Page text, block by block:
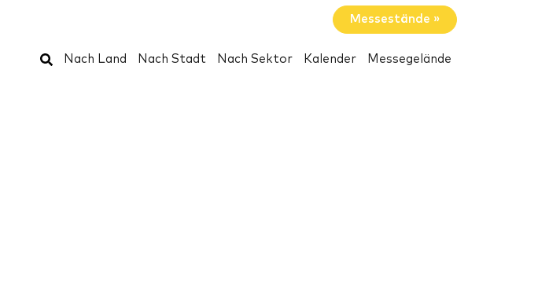
Messestände »
Suchen
Nach Land Nach Stadt Nach Sektor Kalender Messegelände